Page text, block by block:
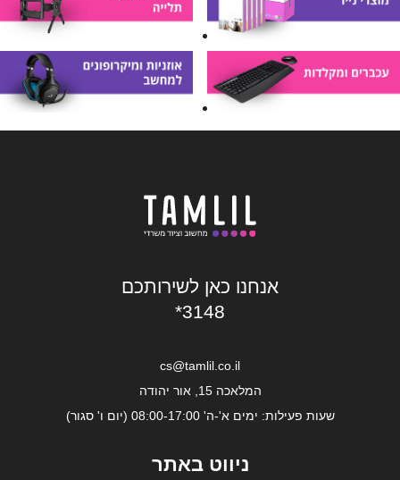
אנחנו כאן לשירותכם
*3148
cs@tamlil.co.il
המלאכה 15, אור יהודה
שעות פעילות: ימים א'-ה' 08:00-17:00 (יום ו' סגור)
ניווט באתר